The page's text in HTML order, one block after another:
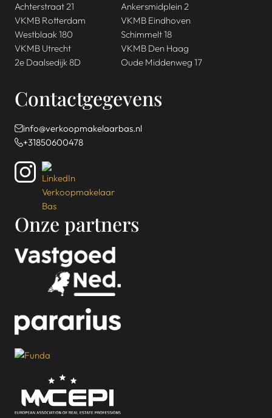
Achterstraat 21
Ankersmidplein 2
VKMB Rotterdam
Westblaak 180
VKMB Eindhoven
Schimmelt 18
VKMB Utrecht
2e Daalsedijk 8D
VKMB Den Haag
Oude Middenweg 17
Contactgegevens
info@verkoopmakelaarbas.nl
+31850600478
Onze partners